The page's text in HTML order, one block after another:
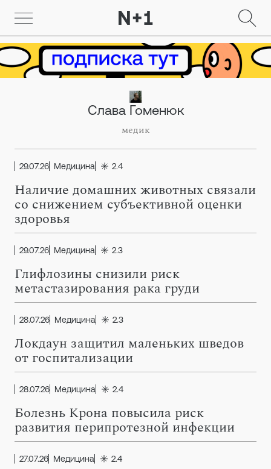
Слава Гоменюк
медик
29.07.26 Медицина 2.4
Наличие домашних животных связали
со снижением субъективной оценки
здоровья
29.07.26 Медицина 2.3
Глифлозины снизили риск
метастазирования рака груди
28.07.26 Медицина 2.3
Локдаун защитил маленьких шведов
от госпитализации
28.07.26 Медицина 2.4
Болезнь Крона повысила риск
развития перипротезной инфекции
27.07.26 Медицина 2.4